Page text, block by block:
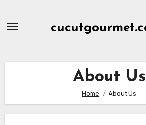
About Us
Home About Us